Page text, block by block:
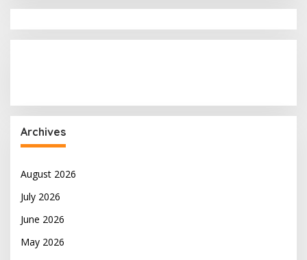
Archives
August 2026
July 2026
June 2026
May 2026